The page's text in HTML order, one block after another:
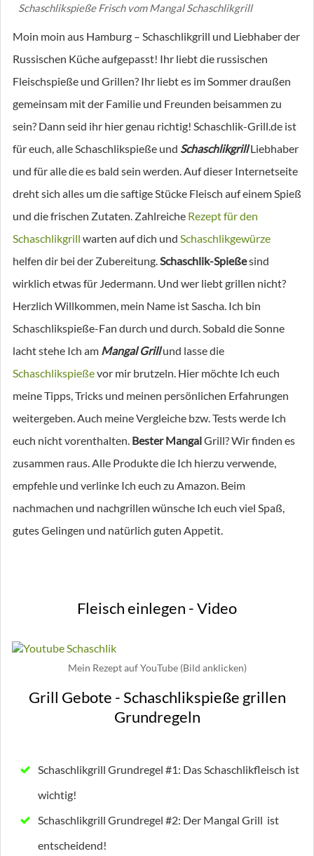
Schaschlikspieße Frisch vom Mangal Schaschlikgrill
Moin moin aus Hamburg – Schaschlikgrill und Liebhaber der
Russischen Küche aufgepasst! Ihr liebt die russischen
Fleischspieße und Grillen? Ihr liebt es im Sommer draußen
gemeinsam mit der Familie und Freunden beisammen zu
sein? Dann seid ihr hier genau richtig! Schaschlik-Grill.de ist
für euch, alle Schaschlikspieße und SchaschlikgrillLiebhaber
und für alle die es bald sein werden. Auf dieser Internetseite
dreht sich alles um die saftige Stücke Fleisch auf einem Spieß
und die frischen Zutaten. Zahlreiche Rezept für den
Schaschlikgrill warten auf dich und Schaschlikgewürze
helfen dir bei der Zubereitung.Schaschlik-Spießesind
wirklich etwas für Jedermann. Und wer liebt grillen nicht?
Herzlich Willkommen, mein Name ist Sascha. Ich bin
Schaschlikspieße-Fan durch und durch. Sobald die Sonne
lacht stehe Ich am Mangal Grillund lasse die
Schaschlikspießevor mir brutzeln. Hier möchte Ich euch
meine Tipps, Tricks und meinen persönlichen Erfahrungen
weitergeben. Auch meine Vergleiche bzw. Tests werde Ich
euch nicht vorenthalten. Bester MangalGrill? Wir finden es
zusammen raus. Alle Produkte die Ich hierzu verwende,
empfehle und verlinke Ich euch zu Amazon. Beim
nachmachen und nachgrillen wünsche Ich euch viel Spaß,
gutes Gelingen und natürlich guten Appetit.
Fleisch einlegen - Video
Mein Rezept auf YouTube (Bild anklicken)
Grill Gebote - Schaschlikspieße grillen
Grundregeln
Schaschlikgrill Grundregel #1: Das Schaschlikfleisch ist
wichtig!
Schaschlikgrill Grundregel #2: Der Mangal Grill ist
entscheidend!